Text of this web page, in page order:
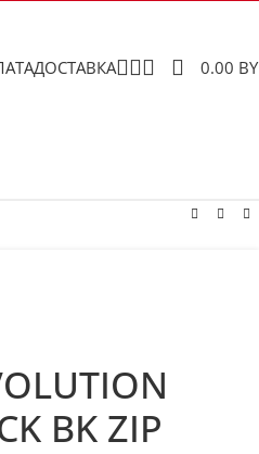
ДОСТАВКА 0.00
BK ZIP